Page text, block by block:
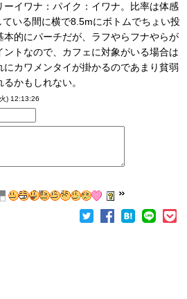
ーイワナ：パイク：イワナ。比率は体感
いる間に横で8.5mにボトムでちょい投
本的にパーチだが、ラフやらフナやらが
ントなので、カフェに対象がいる場合は
カワメンタイが掛かるのであまり貧弱
かもしれない。
) 12:13:26